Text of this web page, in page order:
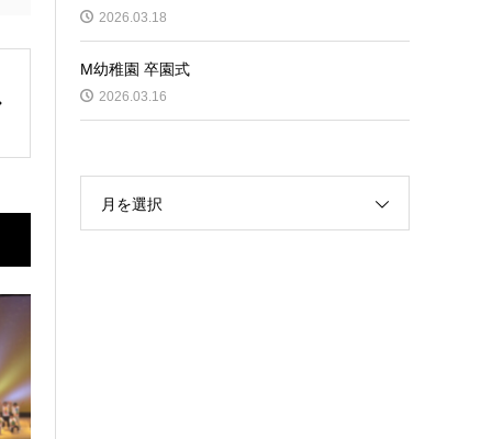
2026.03.18
M幼稚園 卒園式
2026.03.16
月を選択